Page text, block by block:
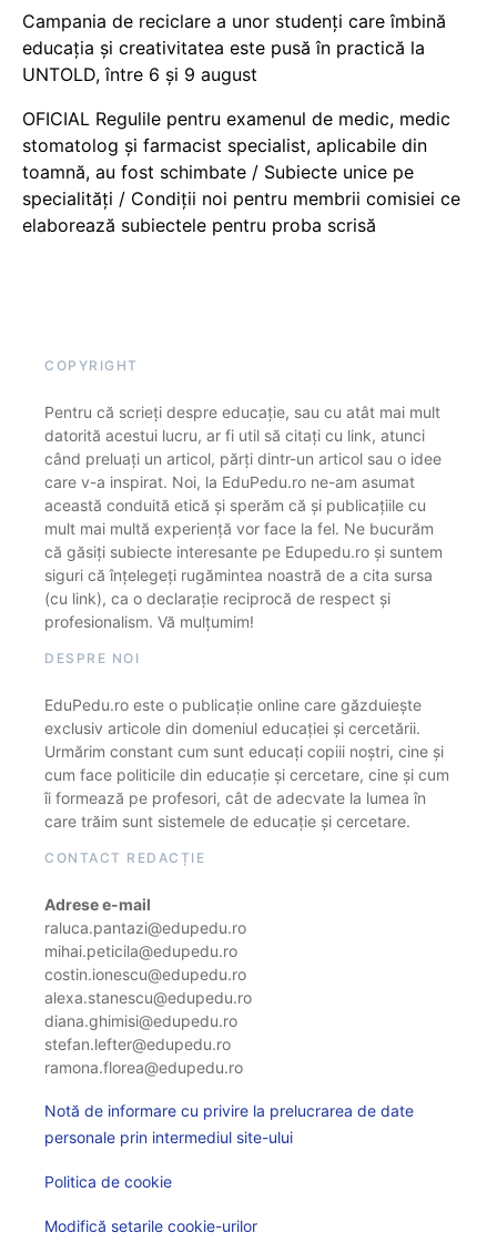
Campania de reciclare a unor studenți care îmbină
educația și creativitatea este pusă în practică la
UNTOLD, între 6 și 9 august
OFICIAL Regulile pentru examenul de medic, medic
stomatolog și farmacist specialist, aplicabile din
toamnă, au fost schimbate / Subiecte unice pe
specialități / Condiții noi pentru membrii comisiei ce
elaborează subiectele pentru proba scrisă
COPYRIGHT
Pentru că scrieți despre educație, sau cu atât mai mult
datorită acestui lucru, ar fi util să citați cu link, atunci
când preluați un articol, părți dintr-un articol sau o idee
care v-a inspirat. Noi, la EduPedu.ro ne-am asumat
această conduită etică și sperăm că și publicațiile cu
mult mai multă experiență vor face la fel. Ne bucurăm
că găsiți subiecte interesante pe Edupedu.ro și suntem
siguri că înțelegeți rugămintea noastră de a cita sursa
(cu link), ca o declarație reciprocă de respect și
profesionalism. Vă mulțumim!
DESPRE NOI
EduPedu.ro este o publicație online care găzduiește
exclusiv articole din domeniul educației și cercetării.
Urmărim constant cum sunt educați copiii noștri, cine și
cum face politicile din educație și cercetare, cine și cum
îi formează pe profesori, cât de adecvate la lumea în
care trăim sunt sistemele de educație și cercetare.
CONTACT REDACȚIE
Adrese e-mail
raluca.pantazi@edupedu.ro
mihai.peticila@edupedu.ro
costin.ionescu@edupedu.ro
alexa.stanescu@edupedu.ro
diana.ghimisi@edupedu.ro
stefan.lefter@edupedu.ro
ramona.florea@edupedu.ro
Notă de informare cu privire la prelucrarea de date
personale prin intermediul site-ului
Politica de cookie
Modifică setarile cookie-urilor